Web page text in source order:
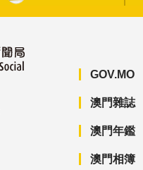
GOV.MO
澳門雜誌
澳門年鑑
澳門相簿